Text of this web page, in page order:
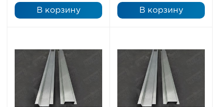
В корзину В корзину